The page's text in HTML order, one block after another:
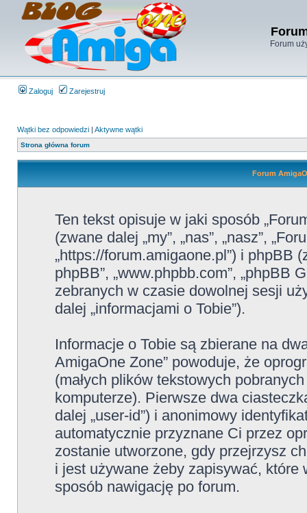
Forum
Zaloguj Zarejestruj
Wątki bez odpowiedzi | Aktywne wątki
Strona główna forum
Forum
Ten tekst opisuje w jaki sposób
(zwane dalej „my”, „nas”, „nasz”,
„https://forum.amigaone.pl”) i phpBB
phpBB”, „www.phpbb.com”, „phpBB
zebranych w czasie dowolnej sesji
dalej „informacjami o Tobie”).
Informacje o Tobie są zbierane na
AmigaOne Zone” powoduje, że
(małych plików tekstowych
komputerze). Pierwsze dwa
dalej „user-id”) i anonimowy
automatycznie przyznane Ci przez
zostanie utworzone, gdy przejrzysz
i jest używane żeby zapisywać, które
sposób nawigację po forum.